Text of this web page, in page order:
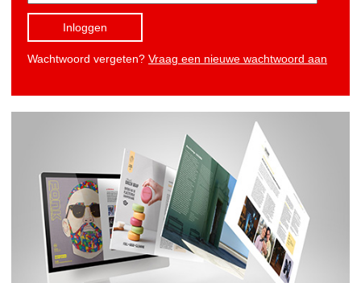
Inloggen
Wachtwoord vergeten? Vraag een nieuwe wachtwoord aan